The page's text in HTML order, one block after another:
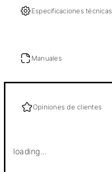
Especificaciones técnicas
Manuales
Opiniones de clientes
loading...